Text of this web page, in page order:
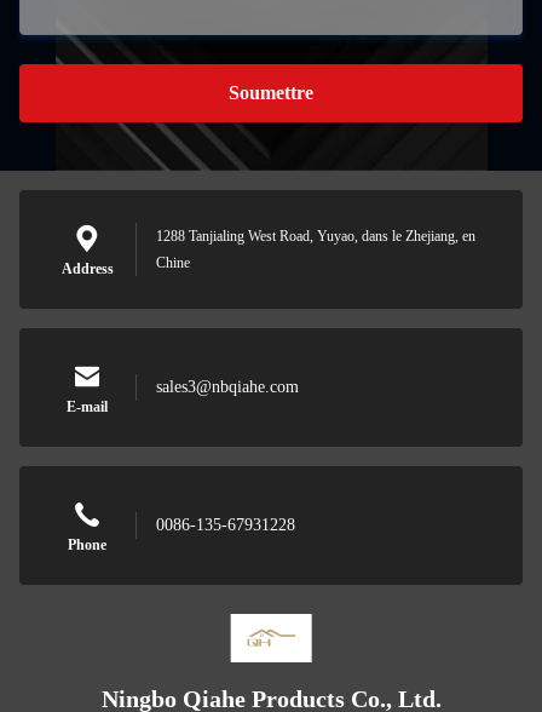
Soumettre
Address
1288 Tanjialing West Road, Yuyao, dans le Zhejiang, en
Chine
E-mail
sales3@nbqiahe.com
Phone
0086-135-67931228
Ningbo Qiahe Products Co., Ltd.